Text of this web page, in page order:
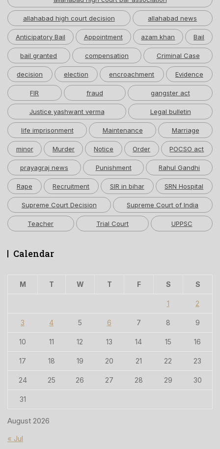
allahabad high court decision allahabad news
Anticipatory Bail Appointment azam khan Bail
bail granted compensation Criminal Case
decision election encroachment Evidence
FIR fraud gangster act
Justice yashwant verma Legal bulletin
life imprisonment Maintenance Marriage
minor Murder Notice Order POCSO act
prayagraj news Punishment Rahul Gandhi
Rape Recruitment SIR in bihar SRN Hospital
Supreme Court Decision Supreme Court of India
Teacher Trial Court UPPSC
Calendar
August 2026
M T W T F S S
1 2
3 4 5 6 7 8 9
10 11 12 13 14 15 16
17 18 19 20 21 22 23
24 25 26 27 28 29 30
31
« Jul